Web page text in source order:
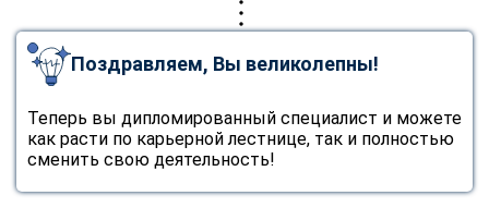
Поздравляем, Вы великолепны!
Теперь вы дипломированный специалист и можете
как расти по карьерной лестнице, так и полностью
сменить свою деятельность!